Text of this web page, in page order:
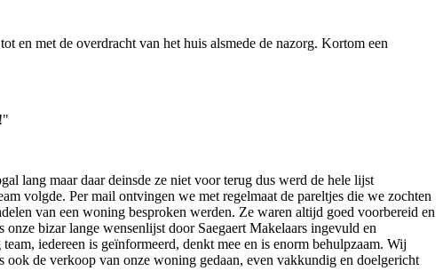
en met de overdracht van het huis alsmede de nazorg. Kortom een
lang maar daar deinsde ze niet voor terug dus werd de hele lijst
volgde. Per mail ontvingen we met regelmaat de pareltjes die we zochten
van een woning besproken werden. Ze waren altijd goed voorbereid en
bizar lange wensenlijst door Saegaert Makelaars ingevuld en
iedereen is geïnformeerd, denkt mee en is enorm behulpzaam. Wij
de verkoop van onze woning gedaan, even vakkundig en doelgericht